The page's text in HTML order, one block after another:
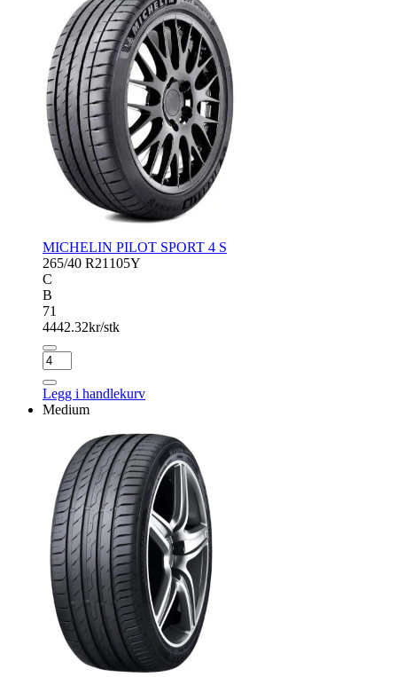
MICHELIN PILOT SPORT 4 S
265/40 R21 105Y
C
B
71
4442.32kr/stk
MICHELIN
PILOT
SPORT
4
Legg i handlekurv
Medium